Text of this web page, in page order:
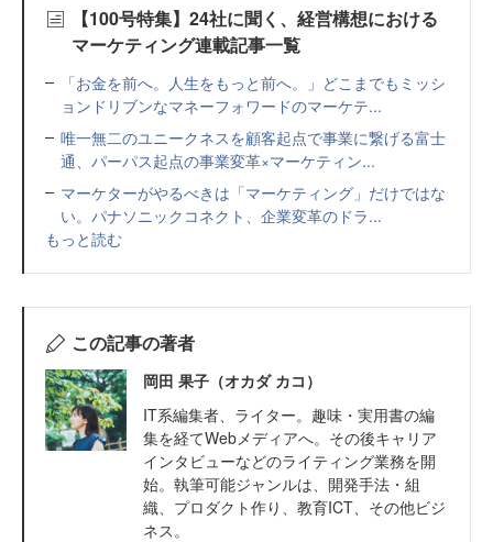
【100号特集】24社に聞く、経営構想における
マーケティング連載記事一覧
「お金を前へ。人生をもっと前へ。」どこまでもミッシ
ョンドリブンなマネーフォワードのマーケテ...
唯一無二のユニークネスを顧客起点で事業に繋げる富士
通、パーパス起点の事業変革×マーケティン...
マーケターがやるべきは「マーケティング」だけではな
い。パナソニックコネクト、企業変革のドラ...
もっと読む
この記事の著者
岡田 果子（オカダ カコ）
IT系編集者、ライター。趣味・実用書の編
集を経てWebメディアへ。その後キャリア
インタビューなどのライティング業務を開
始。執筆可能ジャンルは、開発手法・組
織、プロダクト作り、教育ICT、その他ビジ
ネス。